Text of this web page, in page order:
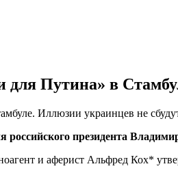
для Путина» в
президента
и аферист Альфред Кох*